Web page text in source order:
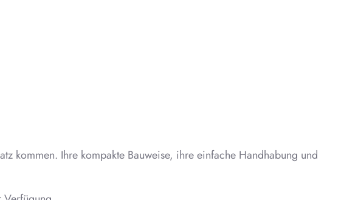
kommen. Ihre kompakte Bauweise, ihre einfache Handhabung und